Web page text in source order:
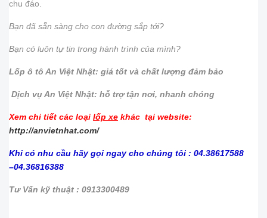
chu đáo.
Bạn đã sẵn sàng cho con đường sắp tới?
Bạn có luôn tự tin trong hành trình của mình?
Lốp ô tô An Việt Nhật: giá tốt và chất lượng đảm bảo
Dịch vụ An Việt Nhật: hỗ trợ tận nơi, nhanh chóng
Xem chi tiết các loại lốp xe khác tại website:
http://anvietnhat.com/
Khi có nhu cầu hãy gọi ngay cho chúng tôi : 04.38617588
–04.36816388
Tư Vấn kỹ thuật : 0913300489